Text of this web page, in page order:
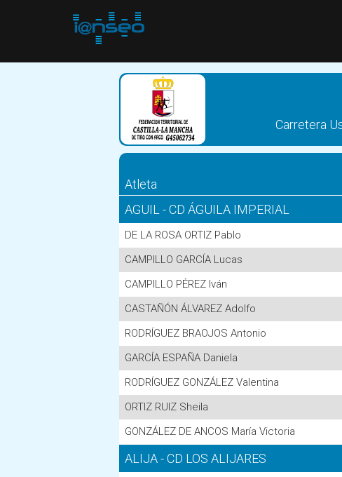
Carretera
Atleta
AGUIL - CD ÁGUILA IMPERIAL
DE LA ROSA ORTIZ Pablo
CAMPILLO GARCÍA Lucas
CAMPILLO PÉREZ Iván
CASTAÑÓN ÁLVAREZ Adolfo
RODRÍGUEZ BRAOJOS Antonio
GARCÍA ESPAÑA Daniela
RODRÍGUEZ GONZÁLEZ Valentina
ORTIZ RUIZ Sheila
GONZÁLEZ DE ANCOS María Victoria
ALIJA - CD LOS ALIJARES